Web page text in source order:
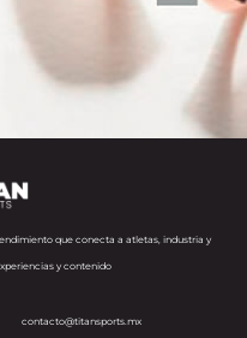
que conecta a atletas, industria y
y contenido
contacto@titansports.mx